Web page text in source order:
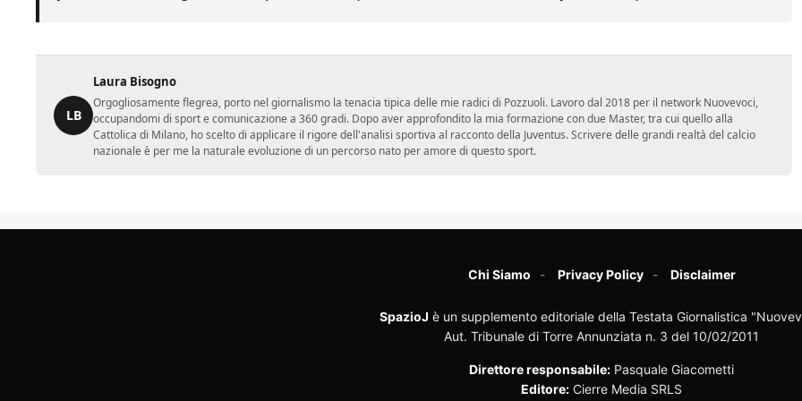
LB
Laura Bisogno
Orgogliosamente flegrea, porto nel giornalismo la tenacia tipica delle mie radici di Pozzuoli. Lavoro dal 2018 per il network Nuovevoci,
occupandomi di sport e comunicazione a 360 gradi. Dopo aver approfondito la mia formazione con due Master, tra cui quello alla
Cattolica di Milano, ho scelto di applicare il rigore dell'analisi sportiva al racconto della Juventus. Scrivere delle grandi realtà del calcio
nazionale è per me la naturale evoluzione di un percorso nato per amore di questo sport.
Chi Siamo Privacy Policy Disclaimer
SpazioJ è un supplemento editoriale della Testata Giornalistica
Aut. Tribunale di Torre Annunziata n. 3 del 10/02/2011
Direttore responsabile: Pasquale Giacometti
Editore: Cierre Media SRLS